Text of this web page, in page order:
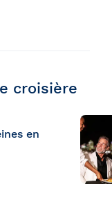
croisière
en